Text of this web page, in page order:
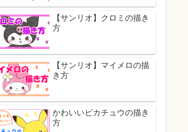
【サンリオ】クロミの描き
方
【サンリオ】マイメロの描
き方
かわいいピカチュウの描き
方